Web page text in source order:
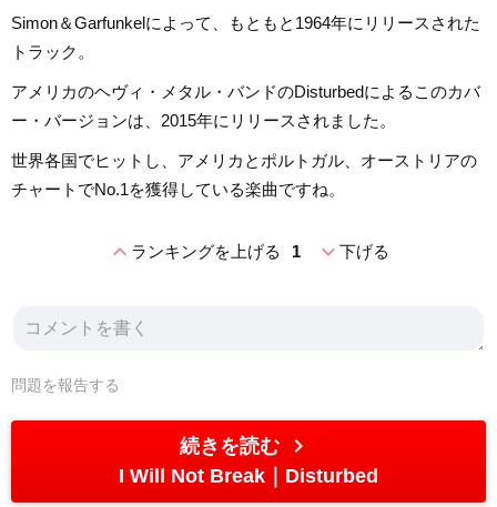
Simon＆Garfunkelによって、もともと1964年にリリースされた
トラック。
アメリカのヘヴィ・メタル・バンドのDisturbedによるこのカバ
ー・バージョンは、2015年にリリースされました。
世界各国でヒットし、アメリカとポルトガル、オーストリアの
チャートでNo.1を獲得している楽曲ですね。
expand_lessランキングを上げる 1 expand_more下げる
問題を報告する
続きを読む chevron_right
I Will Not Break Disturbed